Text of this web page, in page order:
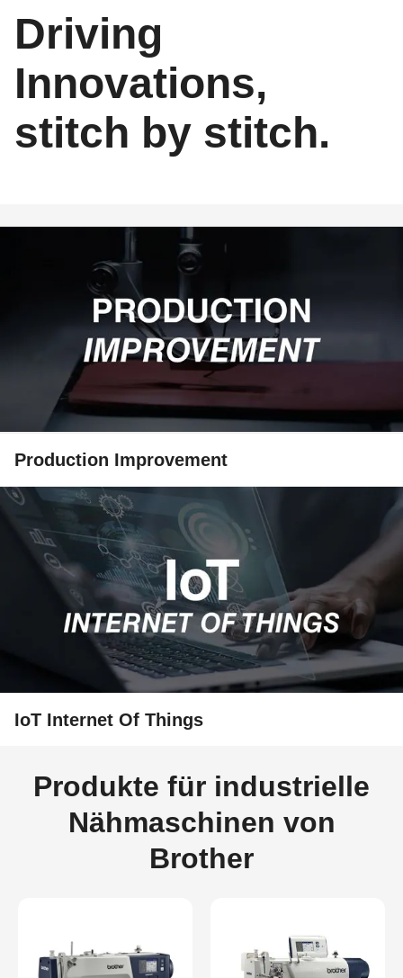
Driving
Innovations,
stitch by stitch.
Production Improvement
IoT Internet Of Things
Produkte für industrielle
Nähmaschinen von
Brother